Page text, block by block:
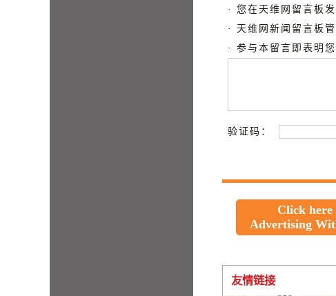
· 您在天维网留言板
· 天维网新闻留言板
· 参与本留言即表明
验证码：
Click here
Advertising
友情链接